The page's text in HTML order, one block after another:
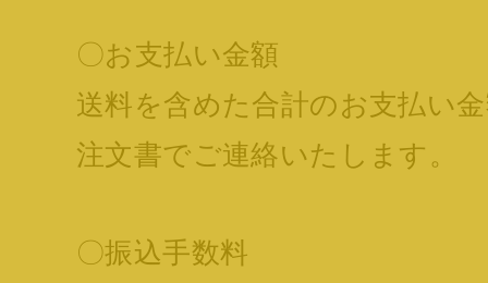
〇お支払い金額
送料を含めた合計のお支払い
注文書でご連絡いたします。
〇振込手数料